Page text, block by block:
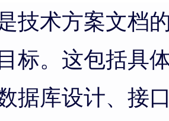
技术方案文档
标。这包括具
据库设计、接